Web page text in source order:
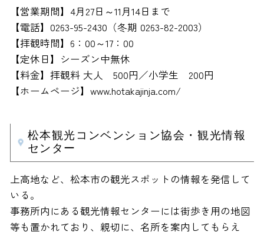
【営業期間】4月27日～11月14日まで
【電話】0263-95-2430（冬期 0263-82-2003）
【拝観時間】6：00～17：00
【定休日】シーズン中無休
【料金】拝観料 大人 500円／小学生 200円
【ホームページ】www.hotakajinja.com/
松本観光コンベンション協会・観光情報
センター
上高地など、松本市の観光スポットの情報を発信して
いる。
事務所内にある観光情報センターには街歩き用の地図
等も置かれており、親切に、名所を案内してもらえ